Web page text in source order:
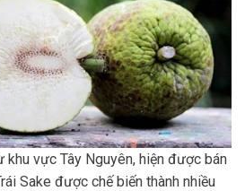
vực Tây Nguyên, hiện được bán
Sake được chế biến thành nhiều